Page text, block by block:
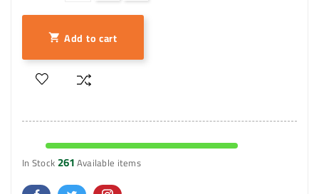
 Add to cart
In Stock261Available items